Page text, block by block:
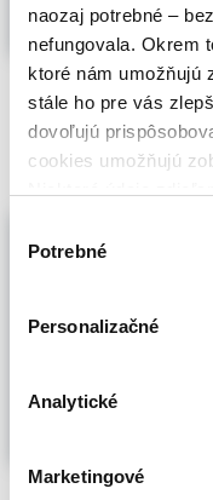
naozaj potrebné –
nefungovala. Okrem
ktoré nám umožňujú
stále ho pre vás
dovoľujú
cookies umožňujú
cookies.
súhlasu
Potrebné
Personalizačné
Analytické
Marketingové
🌴 Máme
8,90€